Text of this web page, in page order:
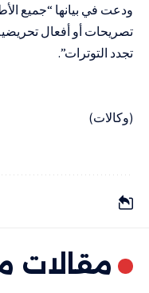
ودعت في بيانها “جميع
تصريحات أو أفعال
تجدد التوترات”.
(وكالات)
مقالات